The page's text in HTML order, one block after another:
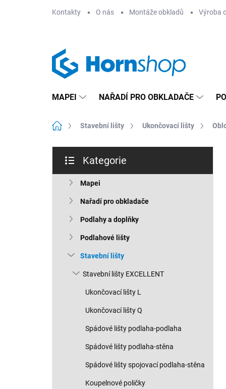
Kontakty O nás Montáže obkladů Výroba
MAPEI NAŘADÍ PRO OBKLADAČE
Domů Stavební lišty Ukončovací lišty
s
kategorie
Kategorie
Mapei
Nařadí pro obkladače
Podlahy a doplňky
Podlahové lišty
Stavební lišty
Stavební lišty EXCELLENT
Ukončovací lišty L
Ukončovací lišty Q
Spádové lišty podlaha-podlaha
Spádové lišty podlaha-stěna
Spádové lišty spojovací podlaha-stěna
Koupelnové poličky